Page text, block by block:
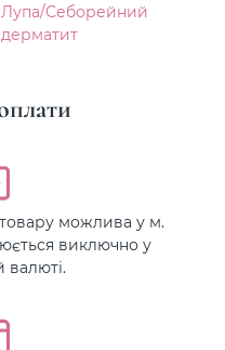
Лупа/Себорейний
дерматит
можлива у м.
виключно у
валюті.